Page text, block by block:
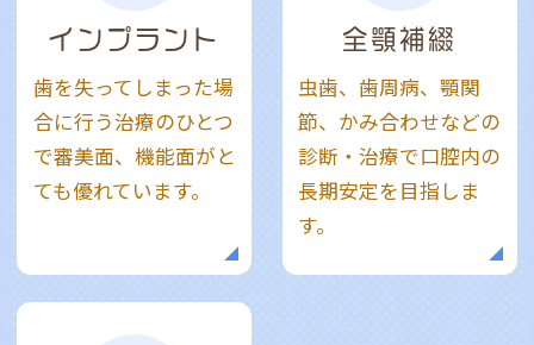
インプラント
歯を失ってしまった場
合に行う治療のひとつ
で審美面、機能面がと
ても優れています。
全顎補綴
虫歯、歯周病、顎関
節、かみ合わせなどの
診断・治療で口腔内の
長期安定を目指しま
す。